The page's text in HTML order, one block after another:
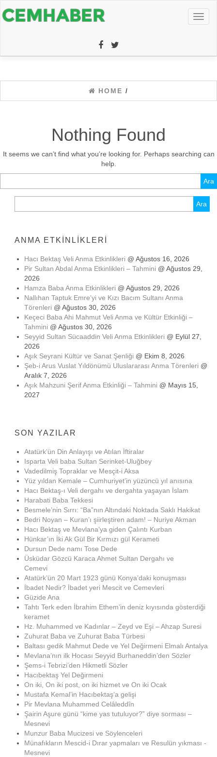
HOME /
Nothing Found
It seems we can’t find what you’re looking for. Perhaps searching can
help.
ANMA ETKINLIKLERI
Hacı Bektaş Veli Anma Etkinlikleri @ Ağustos 16, 2026
Pir Sultan Abdal Anma Etkinlikleri – Tahmini @ Ağustos 29,
2026
Hamza Baba Anma Etkinlikleri @ Ağustos 29, 2026
Nallıhan Taptuk Emre’yi ve Kızı Bacım Sultanı Anma
Törenleri @ Ağustos 30, 2026
Keçeci Baba Ahi Mahmut Veli Anma ve Kültür Etkinliği –
Tahmini @ Ağustos 30, 2026
Seyyid Sultan Sücaaddin Veli Anma Etkinlikleri @ Eylül 27,
2026
Aşık Seyrani Kültür ve Sanat Şenliği @ Ekim 8, 2026
Şeb-i Arus Vuslat Yıldönümü Uluslararası Anma Törenleri @
Aralık 7, 2026
Aşık Mahzuni Şerif Anma Etkinliği – Tahmini @ Mayıs 15,
2027
SON YAZILAR
Atatürk’ün Din Anlayışı ve Atılan İftiralar
Isparta Veli baba Sultan Serinket-Uluğbey
Vadedilmiş Topraklar ve Mesçit-i Aksa
Yüz yıldan Kemale – Cumhuriyet’in yüzüncü yıl anısına
Hacı Bektaş-ı Veli dergahı ve dergahta yaşayan İslam
Harabati Baba Tekkesi
Besmele’nin Sırrı: “Ba”nın Altındaki Noktada Saklı Hakikat
Bedri Noyan – Kuran’ı şiirleştiren adam! – Nuriye Akman
Hacı Bektaş ve Mevlana’ya giden Çalıntı Kurban
Hünkar’ın İki Ak Gül Bir Kırmızı gül Kerameti
Dursun Dede namı Tose Dede
Üsküdar Gözcü Karaca Ahmet Sultan Dergahı ve
Cemevi
Atatürk’ün 20 Mart 1923 günü Konya’daki konuşması
İbadet Nedir? İbadet yeri Mescit ve Cemevleri
Güzide Ana
Tahtı Terk eden İbrahim Ethem’in deniz kıyısında gösterdiği
keramet
Hz. Muhammed ve Kadınlar – Zeyd ve Eşi – Ahzap Suresi
Zuhurat Baba ve Zuhurat Baba Türbesi
Baltası gedik Mahmut Dede ve Yel Değirmeni Elmalı Antalya
Mevlana’nın ilk Hocası Seyyid Burhaneddin’den Sözler
Şems-i Tebrizi’den Hikmetli Sözler
Hacıbektaş Yel Değirmeni
On iki, On iki post, on iki hizmet ve On iki Ocak
Mustafa Kemal’in Hacıbektaş’a gelişi
Pir Mevlana Muhammed Celâleddîn
Şairin Aşure günü “kime yas tutuluyor?” diye sorması –
Mesnevi
Munzur Baba Mucizesi ve Söylenceleri
Münafıkların Mescid-i Dırar yapmaları ve Resulün yıkması -
Mesnevi